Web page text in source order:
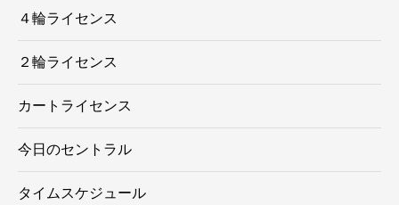
４輪ライセンス
２輪ライセンス
カートライセンス
今日のセントラル
タイムスケジュール